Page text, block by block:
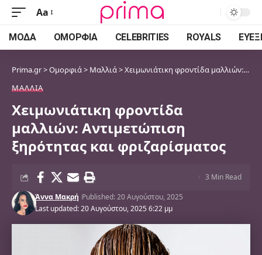
Font
Resizer
Aa
ΜΌΔΑ ΟΜΟΡΦΙΆ CELEBRITIES ROYALS
Prima.gr>Ομορφιά> Μαλλιά>Χειμωνιάτικη φροντίδα μαλλιών: Αντιμετώπιση ξηρότητας και φριζαρίσματος
ΜΑΛΛΙΆ
Χειμωνιάτικη φροντίδα
μαλλιών: Αντιμετώπιση
ξηρότητας και φριζαρίσματος
Last updated: 20 Αυγούστου, 2025 6:22 μμ
Άννα Μακρή Published: 20 Αυγούστου, 2025
3 Min Read